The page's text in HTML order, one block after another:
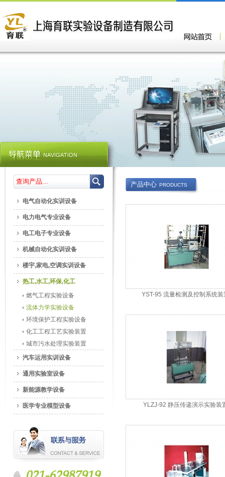
产品中心 PRODUCTS
YST-95 流量检测及控制系统装
YLZJ-92 静压传递演示实验装
电气自动化实训设备
电力电气专业设备
电工电子专业设备
机械自动化实训设备
楼宇,家电,空调实训设备
热工,水工,环保,化工
燃气工程实验设备
流体力学实验设备
环境保护工程实验设备
化工工程工艺实验装置
城市污水处理实验装置
汽车运用实训设备
通用实验室设备
新能源教学设备
医学专业模型设备